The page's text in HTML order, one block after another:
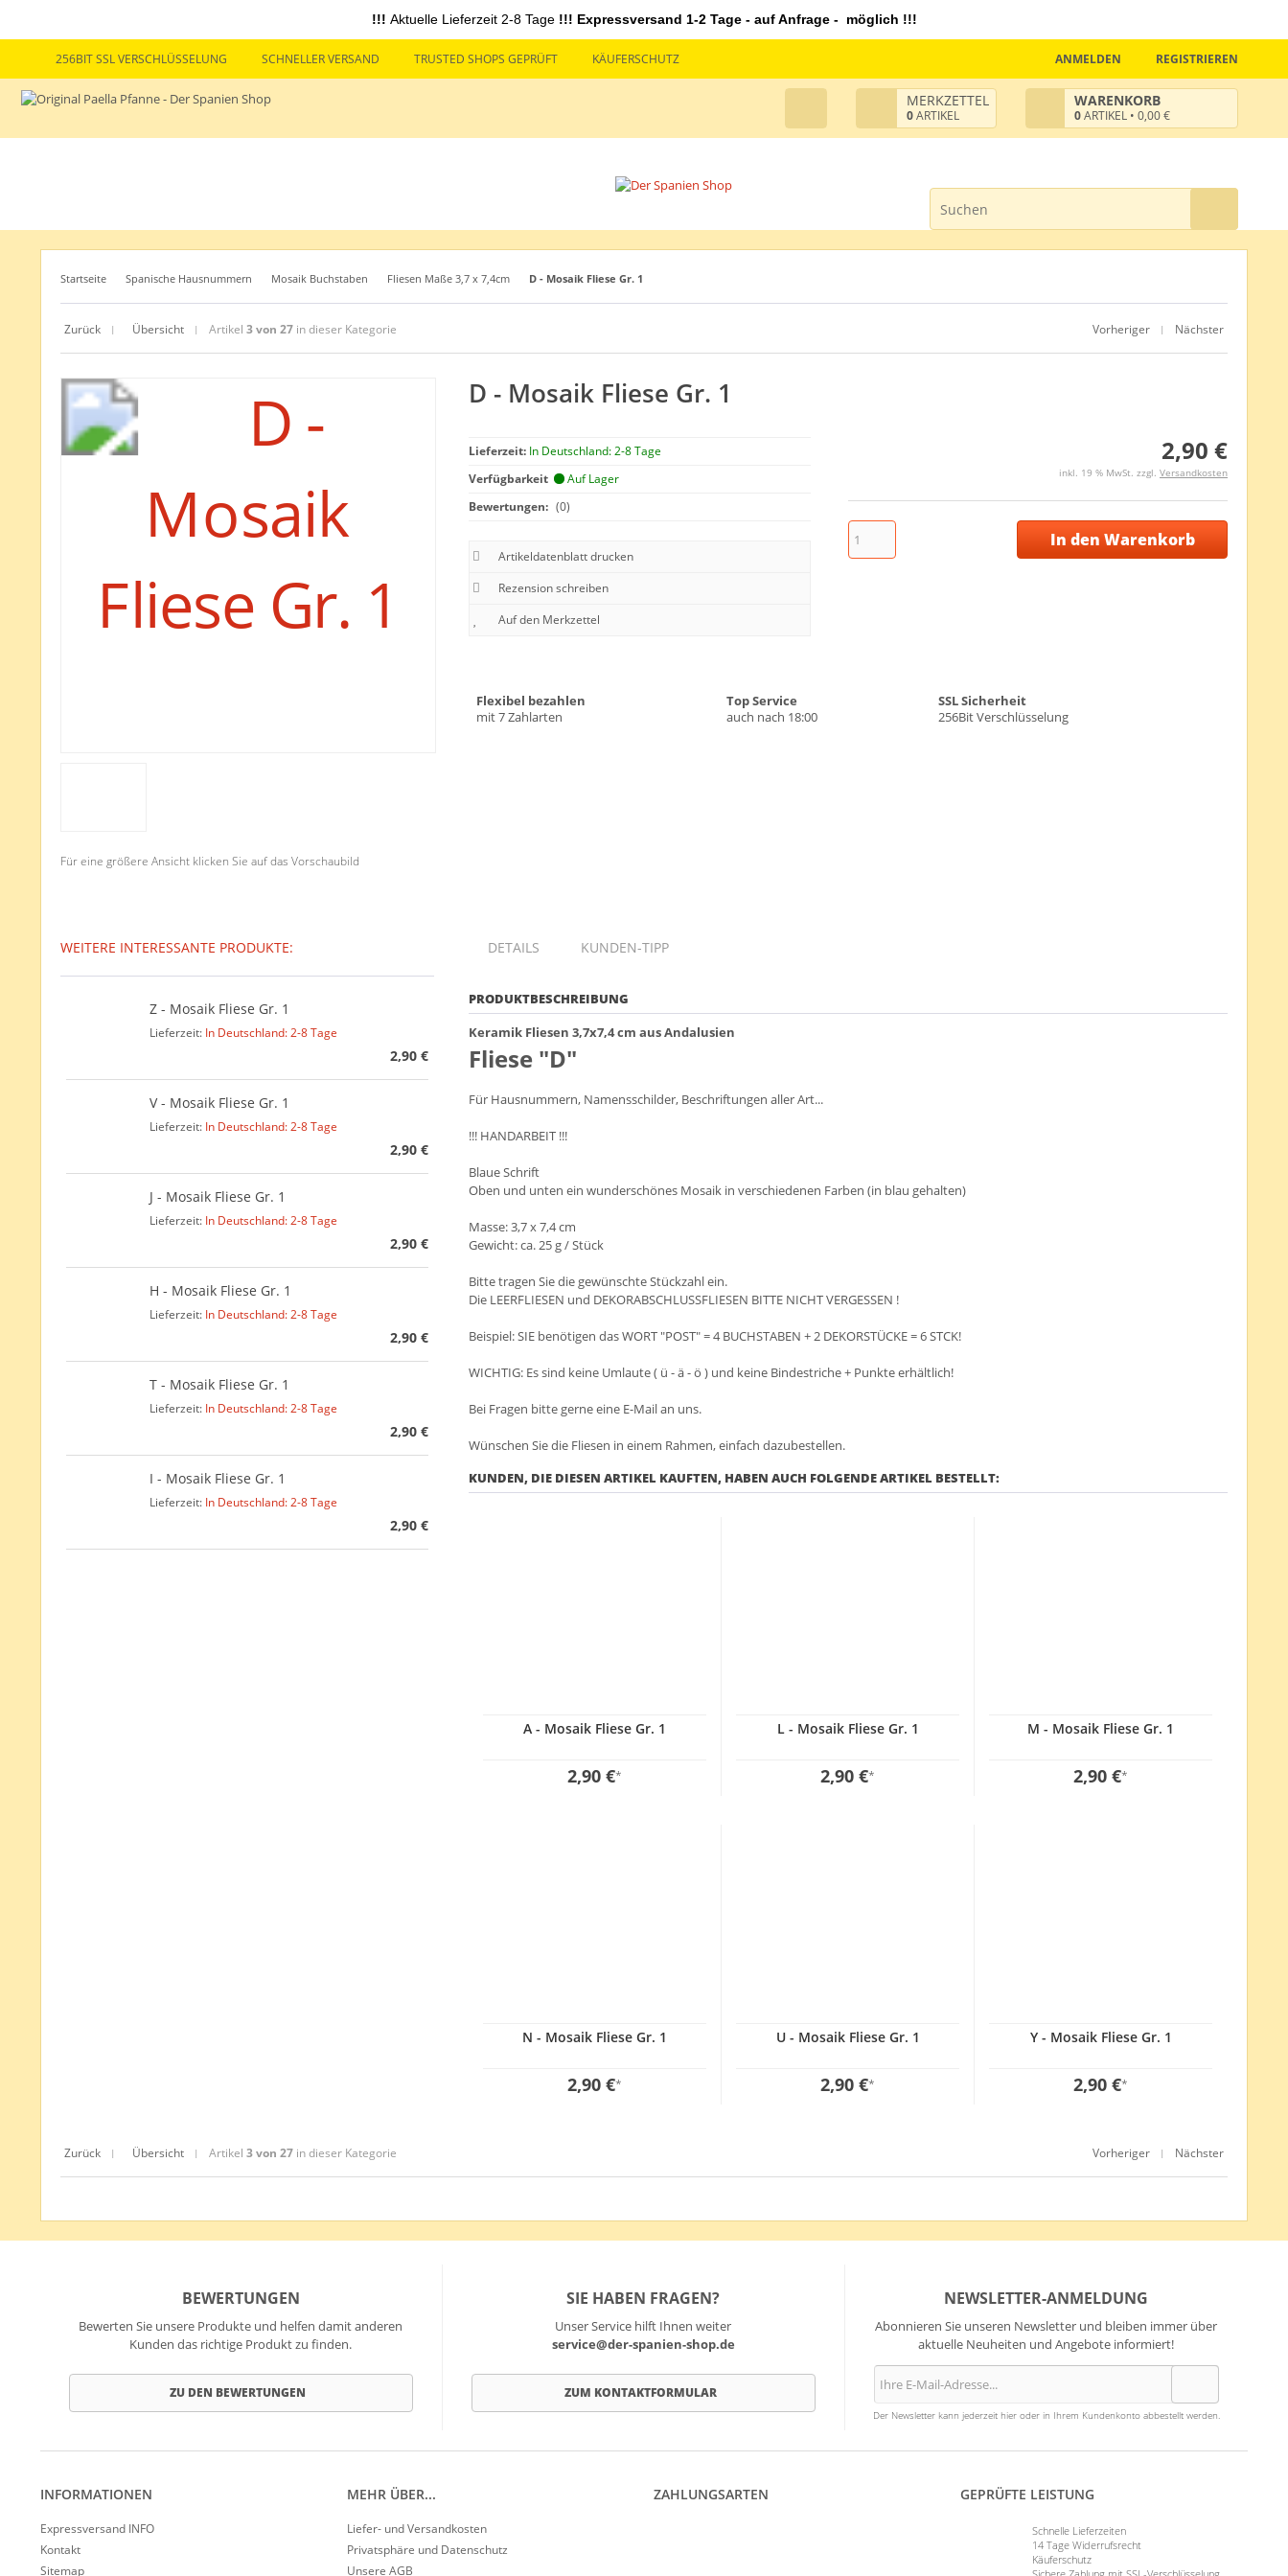
!!! Aktuelle Lieferzeit 2-8 Tage !!! Expressversand 1-2 Tage - auf Anfrage - möglich !!!
256BIT SSL VERSCHLÜSSELUNG SCHNELLER VERSAND TRUSTED SHOPS GEPRÜFT KÄUFERSCHUTZ REGISTRIEREN
ANMELDEN
WARENKORB
0ARTIKEL • 0,00 €
MERKZETTEL
0ARTIKEL
Startseite Spanische Hausnummern Mosaik Buchstaben Fliesen Maße 3,7 x 7,4cm D - Mosaik Fliese Gr. 1
Zurück | Übersicht | Artikel 3 von 27 in dieser Kategorie Vorheriger | Nächster
Für eine größere Ansicht klicken Sie auf das Vorschaubild
D - Mosaik Fliese Gr. 1
Lieferzeit: In Deutschland: 2-8 Tage
Verfügbarkeit
Auf Lager
Bewertungen: (0)
Artikeldatenblatt drucken
Rezension schreiben
2,90 €
inkl. 19 % MwSt. zzgl. Versandkosten
In den Warenkorb
Flexibel bezahlen
mit 7 Zahlarten
Top Service
auch nach 18:00
SSL Sicherheit
256Bit Verschlüsselung
DETAILS KUNDEN-TIPP
PRODUKTBESCHREIBUNG
Keramik Fliesen 3,7x7,4 cm aus Andalusien
Fliese "D"
Für Hausnummern, Namensschilder, Beschriftungen aller Art...
!!! HANDARBEIT !!!
Blaue Schrift
Oben und unten ein wunderschönes Mosaik in verschiedenen Farben (in blau gehalten)
Masse: 3,7 x 7,4 cm
Gewicht: ca. 25 g / Stück
Bitte tragen Sie die gewünschte Stückzahl ein.
Die LEERFLIESEN und DEKORABSCHLUSSFLIESEN BITTE NICHT VERGESSEN !
Beispiel: SIE benötigen das WORT "POST" = 4 BUCHSTABEN + 2 DEKORSTÜCKE = 6 STCK!
WICHTIG: Es sind keine Umlaute ( ü - ä - ö ) und keine Bindestriche + Punkte erhältlich!
Bei Fragen bitte gerne eine E-Mail an uns.
Wünschen Sie die Fliesen in einem Rahmen, einfach dazubestellen.
KUNDEN, DIE DIESEN ARTIKEL KAUFTEN, HABEN AUCH FOLGENDE ARTIKEL BESTELLT:
A - Mosaik Fliese Gr. 1
2,90 €*
L - Mosaik Fliese Gr. 1
2,90 €*
M - Mosaik Fliese Gr. 1
2,90 €*
N - Mosaik Fliese Gr. 1
2,90 €*
U - Mosaik Fliese Gr. 1
2,90 €*
Y - Mosaik Fliese Gr. 1
2,90 €*
WEITERE INTERESSANTE PRODUKTE:
Z - Mosaik Fliese Gr. 1
Lieferzeit: In Deutschland: 2-8 Tage
2,90 €
V - Mosaik Fliese Gr. 1
Lieferzeit: In Deutschland: 2-8 Tage
2,90 €
J - Mosaik Fliese Gr. 1
Lieferzeit: In Deutschland: 2-8 Tage
2,90 €
H - Mosaik Fliese Gr. 1
Lieferzeit: In Deutschland: 2-8 Tage
2,90 €
T - Mosaik Fliese Gr. 1
Lieferzeit: In Deutschland: 2-8 Tage
2,90 €
I - Mosaik Fliese Gr. 1
Lieferzeit: In Deutschland: 2-8 Tage
2,90 €
Zurück | Übersicht | Artikel 3 von 27 in dieser Kategorie Vorheriger | Nächster
BEWERTUNGEN
Bewerten Sie unsere Produkte und helfen damit anderen
Kunden das richtige Produkt zu finden.
ZU DEN BEWERTUNGEN
SIE HABEN FRAGEN?
Unser Service hilft Ihnen weiter
service@der-spanien-shop.de
ZUM KONTAKTFORMULAR
NEWSLETTER-ANMELDUNG
Abonnieren Sie unseren Newsletter und bleiben immer über
aktuelle Neuheiten und Angebote informiert!
Der Newsletter kann jederzeit hier oder in Ihrem Kundenkonto abbestellt werden.
INFORMATIONEN
Expressversand INFO
Kontakt
Sitemap
MEHR ÜBER...
Liefer- und Versandkosten
Privatsphäre und Datenschutz
Unsere AGB
ZAHLUNGSARTEN GEPRÜFTE LEISTUNG
Schnelle Lieferzeiten
14 Tage Widerrufsrecht
Käuferschutz